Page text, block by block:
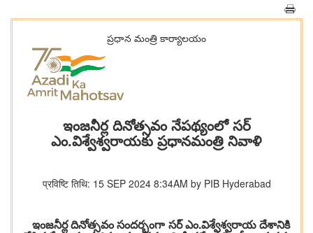
ప్రధాన మంత్రి కార్యాలయం
ఇంజనీర్ల దినోత్సవం నేపథ్యంలో సర్
ఎం.విశ్వేశ్వరాయకు ప్రధానమంత్రి నివాళి
प्रविष्टि तिथि: 15 SEP 2024 8:34AM by PIB Hyderabad
ఇంజనీర్ల దినోత్సవం సందర్భంగా సర్ ఎం.విశ్వేశ్వరాయ దేశానికి